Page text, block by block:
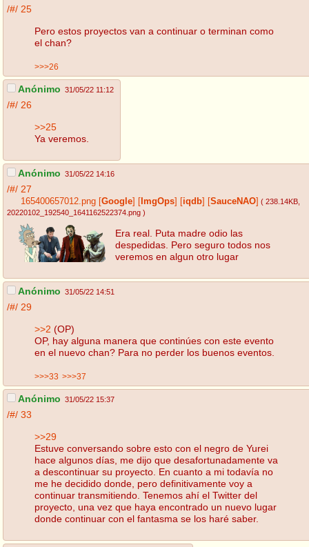
/#/ 25
Pero estos proyectos van a continuar o terminan como
el chan?
>>>26
Anónimo 31/05/22 11:12
/#/ 26
>>25
Ya veremos.
Anónimo 31/05/22 14:16
/#/ 27
165400657012.png Google ImgOps iqdb SauceNAO ( 238.14KB
20220102_192540_1641162522374.png )
Era real. Puta madre odio las
despedidas. Pero seguro todos nos
veremos en algun otro lugar
Anónimo 31/05/22 14:51
/#/ 29
>>2 (OP)
OP, hay alguna manera que continúes con este evento
en el nuevo chan? Para no perder los buenos eventos.
>>>33 >>>37
Anónimo 31/05/22 15:37
/#/ 33
>>29
Estuve conversando sobre esto con el negro de Yurei
hace algunos días, me dijo que desafortunadamente va
a descontinuar su proyecto. En cuanto a mi todavía no
me he decidido donde, pero definitivamente voy a
continuar transmitiendo. Tenemos ahí el Twitter del
proyecto, una vez que haya encontrado un nuevo lugar
donde continuar con el fantasma se los haré saber.